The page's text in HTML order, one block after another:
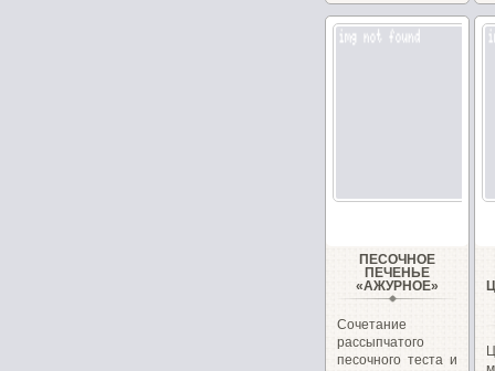
ПЕСОЧНОЕ
ПЕЧЕНЬЕ
«АЖУРНОЕ»
Сочетание
рассыпчатого
песочного теста и